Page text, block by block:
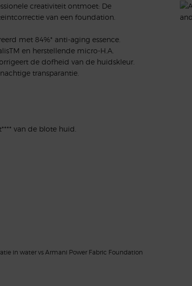
creativiteit ontmoet: De
van een foundation.
met 84%* anti-aging essence.
en herstellende micro-H.A.
de dofheid van de huidskleur.
transparantie.
van de blote huid.
in water vs Armani Power Fabric Foundation